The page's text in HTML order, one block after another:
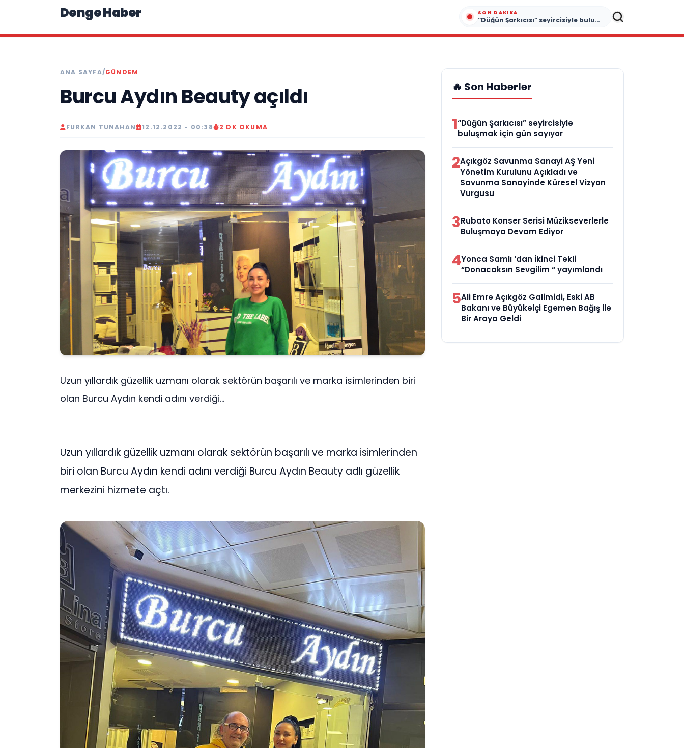
Denge Haber SON DAKIKA
“Düğün Şarkıcısı” seyircisiyle buluşmak için gün sayıyor
ANA SAYFA/GÜNDEM
Burcu Aydın Beauty açıldı
FURKAN TUNAHAN 12.12.2022 - 00:38 2 DK OKUMA
Uzun yıllardık güzellik uzmanı olarak sektörün başarılı ve marka isimlerinden biri
olan Burcu Aydın kendi adını verdiği...
Uzun yıllardık güzellik uzmanı olarak sektörün başarılı ve marka isimlerinden
biri olan Burcu Aydın kendi adını verdiği Burcu Aydın Beauty adlı güzellik
merkezini hizmete açtı.
🔥 Son Haberler
1“Düğün Şarkıcısı” seyircisiyle
buluşmak için gün sayıyor
2Açıkgöz Savunma Sanayi AŞ Yeni
Yönetim Kurulunu Açıkladı ve
Savunma Sanayinde Küresel Vizyon
Vurgusu
3Rubato Konser Serisi Müzikseverlerle
Buluşmaya Devam Ediyor
4Yonca Samlı ‘dan İkinci Tekli
“Donacaksın Sevgilim “ yayımlandı
5Ali Emre Açıkgöz Galimidi, Eski AB
Bakanı ve Büyükelçi Egemen Bağış ile
Bir Araya Geldi